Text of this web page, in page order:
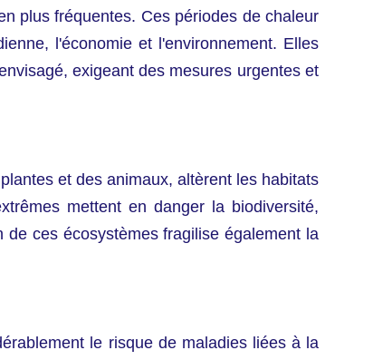
plus fréquentes. Ces périodes de chaleur
l'économie et l'environnement. Elles
exigeant des mesures urgentes et
et des animaux, altèrent les habitats
mettent en danger la biodiversité,
ces écosystèmes fragilise également la
le risque de maladies liées à la